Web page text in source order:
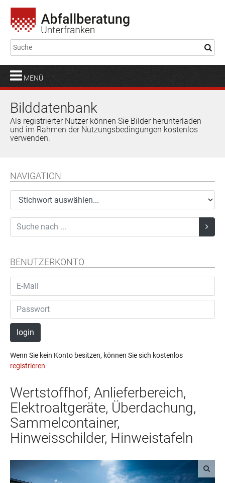
MENÜ
Bilddatenbank
Als registrierter Nutzer können Sie Bilder herunterladen
und im Rahmen der Nutzungsbedingungen kostenlos
verwenden.
NAVIGATION
BENUTZERKONTO
login
Wenn Sie kein Konto besitzen, können Sie sich kostenlos
registrieren
Wertstoffhof, Anlieferbereich,
Elektroaltgeräte, Überdachung,
Sammelcontainer,
Hinweisschilder, Hinweistafeln